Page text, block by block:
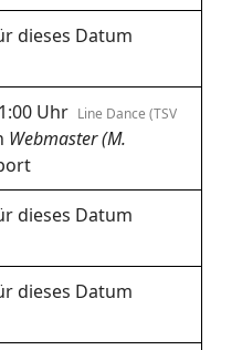
dieses Datum
Uhr Line Dance (TSV
Webmaster (M.
dieses Datum
dieses Datum